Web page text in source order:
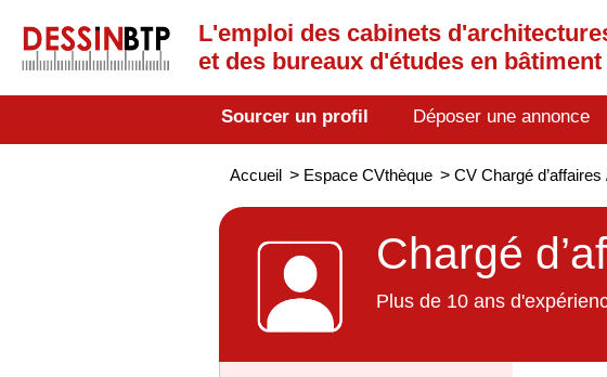
L'emploi des cabinets
et des bureaux d'études en bâtiment
Sourcer un profil Déposer une annonce
Accueil > Espace CVthèque > CV Chargé
Chargé
Plus de 10 ans